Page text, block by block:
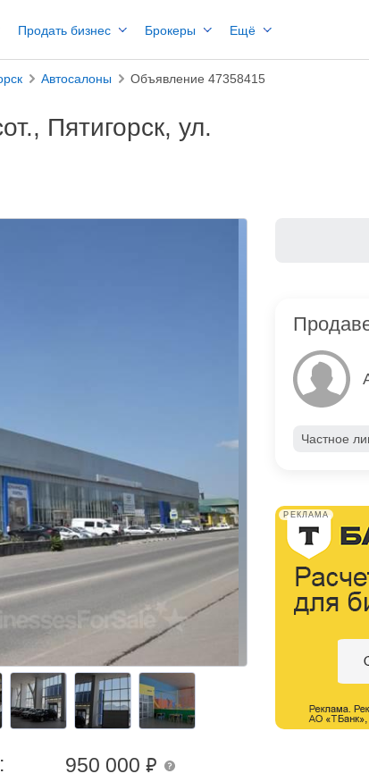
Продать бизнес Брокеры Ещё
Автосалоны Объявление 47358415
Пятигорск, ул.
950 000 ₽
Частное
РЕКЛАМА